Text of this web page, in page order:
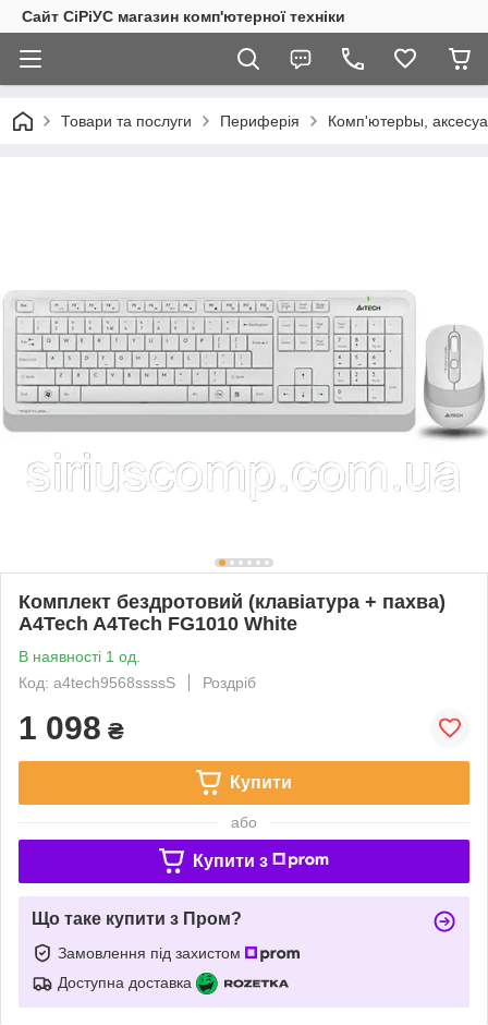
Сайт СiРiУС магазин комп'ютерної техніки
Товари та послуги Периферія Комп'ютерbы,
Комплект бездротовий (клавіатура + пахва)
A4Tech A4Tech FG1010 White
В наявності 1 од.
Код: a4tech9568ssssS
Роздріб
1 098 ₴
Купити
або
Купити з
Що таке купити з Пром?
Замовлення під захистом
Доступна доставка